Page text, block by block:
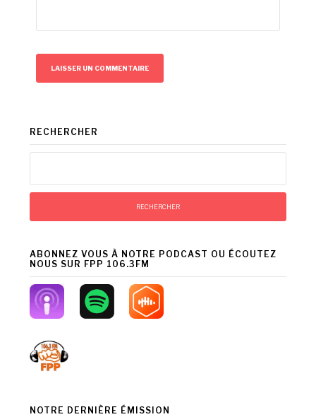
RECHERCHER
ABONNEZ VOUS À NOTRE PODCAST OU ÉCOUTEZ
NOUS SUR FPP 106.3FM
NOTRE DERNIÈRE ÉMISSION